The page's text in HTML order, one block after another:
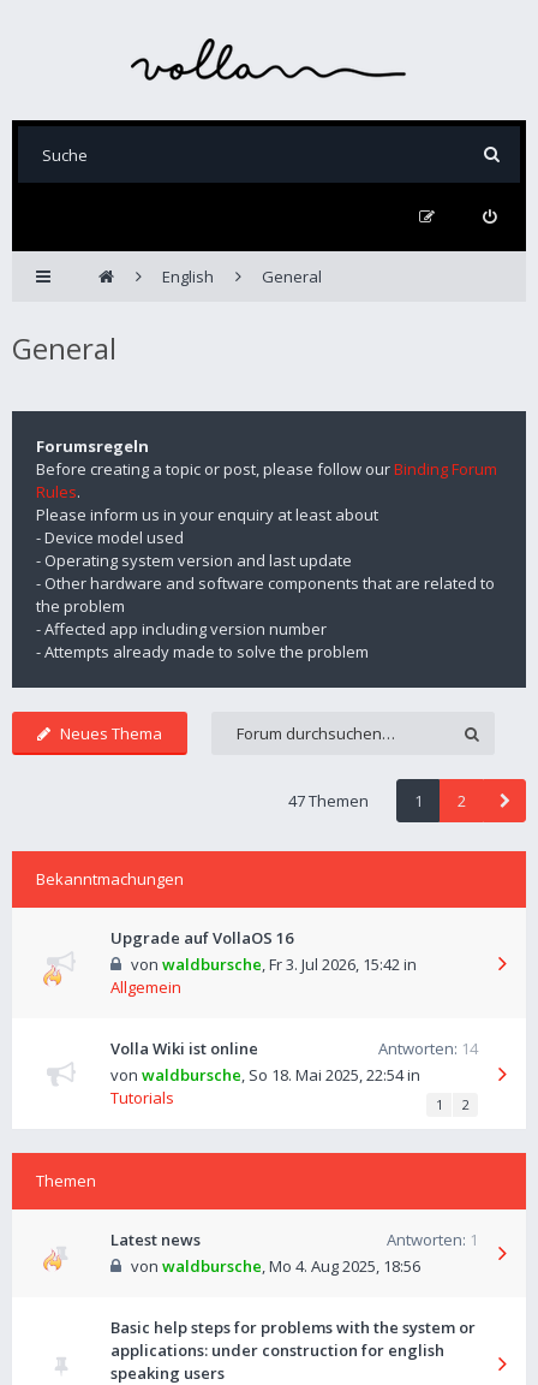
English General
General
Forumsregeln
Before creating a topic or post, please follow ourBinding Forum
Rules.
Please inform us in your enquiry at least about
- Device model used
- Operating system version and last update
- Other hardware and software components that are related to
the problem
- Affected app including version number
- Attempts already made to solve the problem
Neues Thema
47 Themen 1 2
Bekanntmachungen
Upgrade auf VollaOS 16
von waldbursche,Fr 3. Jul 2026, 15:42in
Allgemein
Volla Wiki ist online Antworten: 14
von waldbursche, So 18. Mai 2025, 22:54in
Tutorials
1 2
Themen
Latest news Antworten: 1
von waldbursche,Mo 4. Aug 2025, 18:56
Basic help steps for problems with the system or
applications: under construction for english
speaking users